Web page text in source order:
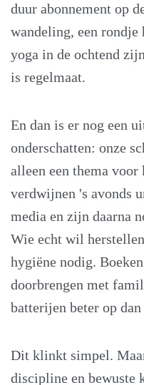
duur abonnement op
wandeling, een
yoga in de ochtend
is regelmaat.
En dan is er nog een
onderschatten: onze
alleen een thema voor
verdwijnen 's avonds
media en zijn daarna
Wie echt wil
hygiëne nodig.
doorbrengen met
batterijen beter op
Dit klinkt simpel.
discipline en bewuste